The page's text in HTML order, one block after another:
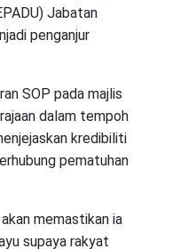
Jabatan
penganjur
SOP pada majlis
dalam tempoh
kredibiliti
pematuhan
memastikan ia
supaya rakyat